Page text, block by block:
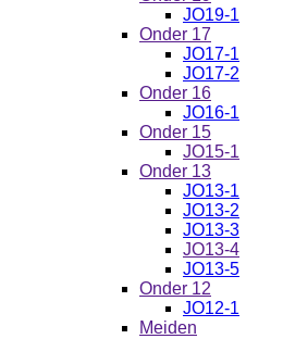
JO19-1
Onder 17
JO17-1
JO17-2
Onder 16
JO16-1
Onder 15
JO15-1
Onder 13
JO13-1
JO13-2
JO13-3
JO13-4
JO13-5
Onder 12
JO12-1
Meiden